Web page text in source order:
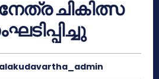
ചികിത്സ